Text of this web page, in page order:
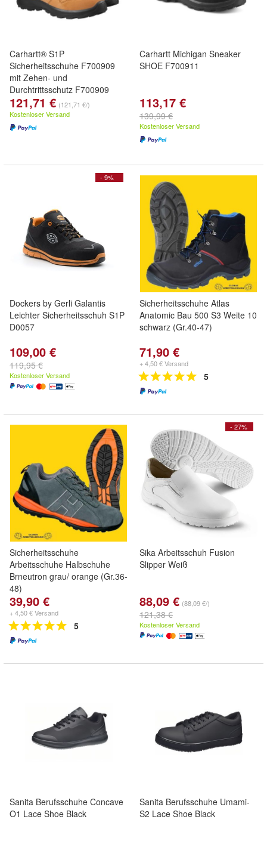
Carhartt® S1P
Sicherheitsschuhe F700909
mit Zehen- und
Durchtrittsschutz F700909
121,71 € (121,71 €/)
Kostenloser Versand
Carhartt Michigan Sneaker
SHOE F700911
113,17 €
139,99 €
Kostenloser Versand
- 9%
Dockers by Gerli Galantis
Leichter Sicherheitsschuh S1P
D0057
109,00 €
119,95 €
Kostenloser Versand
Sicherheitsschuhe Atlas
Anatomic Bau 500 S3 Weite 10
schwarz (Gr.40-47)
71,90 €
+ 4,50 € Versand
5
Sicherheitsschuhe
Arbeitsschuhe Halbschuhe
Brneutron grau/ orange (Gr.36-
48)
39,90 €
+ 4,50 € Versand
5
- 27%
Sika Arbeitsschuh Fusion
Slipper Weiß
88,09 € (88,09 €/)
121,38 €
Kostenloser Versand
Sanita Berufsschuhe Concave
O1 Lace Shoe Black
Sanita Berufsschuhe Umami-
S2 Lace Shoe Black